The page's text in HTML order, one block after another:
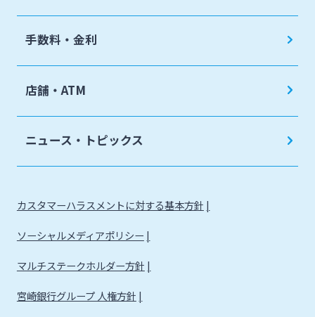
手数料・金利
店舗・ATM
ニュース・トピックス
カスタマーハラスメントに対する基本方針
ソーシャルメディアポリシー
マルチステークホルダー方針
宮崎銀行グループ 人権方針